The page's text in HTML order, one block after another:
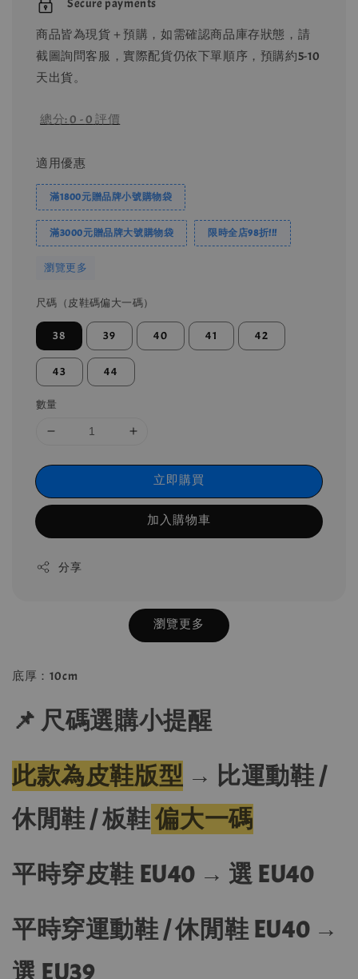
Secure payments
商品皆為現貨＋預購，如需確認商品庫存狀態，請
截圖詢問客服，實際配貨仍依下單順序，預購約5-10
天出貨。
總分:0 -0 評價
適用優惠
滿1800元贈品牌小號購物袋
滿3000元贈品牌大號購物袋 限時全店98折!!!
瀏覽更多
尺碼（皮鞋碼偏大一碼）
38 39 40 41 42
43 44
數量
立即購買
加入購物車
分享
瀏覽更多
底厚：10cm
📌 尺碼選購小提醒
此款為皮鞋版型 → 比運動鞋 /
休閒鞋 / 板鞋偏大一碼
平時穿皮鞋 EU40 → 選 EU40
平時穿運動鞋 / 休閒鞋 EU40 →
選 EU39